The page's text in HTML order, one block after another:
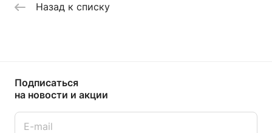
Назад к списку
Подписаться
на новости и акции